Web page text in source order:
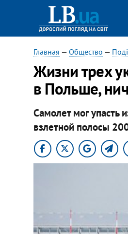
Главная — Общество —
Жизни трех
в Польше,
Самолет мог упасть
взлетной полосы